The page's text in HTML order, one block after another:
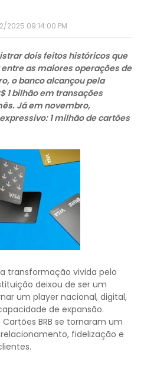
2025 09:14:00 PM
dois feitos históricos que
as maiores operações de
o banco alcançou pela
1 bilhão em transações
Já em novembro,
1 milhão de cartões
transformação vivida pelo
deixou de ser um
um player nacional, digital,
de expansão.
BRB se tornaram um
fidelização e